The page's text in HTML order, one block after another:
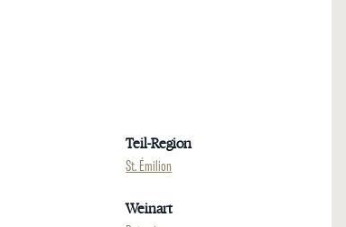
Teil-Region
St. Émilion
Weinart